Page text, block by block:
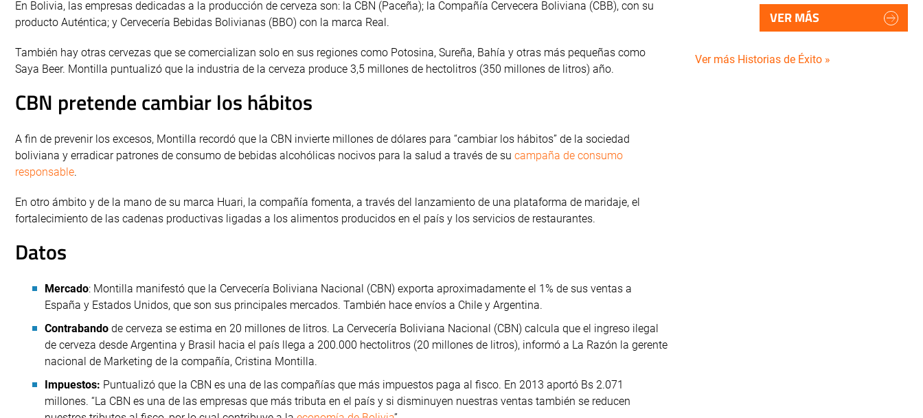
En Bolivia, las empresas dedicadas a la producción de cerveza son: la CBN (Paceña); la Compañía Cervecera Boliviana (CBB), con su
producto Auténtica; y Cervecería Bebidas Bolivianas (BBO) con la marca Real.
También hay otras cervezas que se comercializan solo en sus regiones como Potosina, Sureña, Bahía y otras más pequeñas como
Saya Beer. Montilla puntualizó que la industria de la cerveza produce 3,5 millones de hectolitros (350 millones de litros) año.
CBN pretende cambiar los hábitos
A fin de prevenir los excesos, Montilla recordó que la CBN invierte millones de dólares para “cambiar los hábitos” de la sociedad
boliviana y erradicar patrones de consumo de bebidas alcohólicas nocivos para la salud a través de su campaña de consumo
responsable.
En otro ámbito y de la mano de su marca Huari, la compañía fomenta, a través del lanzamiento de una plataforma de maridaje, el
fortalecimiento de las cadenas productivas ligadas a los alimentos producidos en el país y los servicios de restaurantes.
Datos
Mercado: Montilla manifestó que la Cervecería Boliviana Nacional (CBN) exporta aproximadamente el 1% de sus ventas a
España y Estados Unidos, que son sus principales mercados. También hace envíos a Chile y Argentina.
Contrabando de cerveza se estima en 20 millones de litros. La Cervecería Boliviana Nacional (CBN) calcula que el ingreso ilegal
de cerveza desde Argentina y Brasil hacia el país llega a 200.000 hectolitros (20 millones de litros), informó a La Razón la gerente
nacional de Marketing de la compañía, Cristina Montilla.
Impuestos: Puntualizó que la CBN es una de las compañías que más impuestos paga al fisco. En 2013 aportó Bs 2.071
millones. “La CBN es una de las empresas que más tributa en el país y si disminuyen nuestras ventas también se reducen
VER MÁS
Ver más Historias de Éxito »